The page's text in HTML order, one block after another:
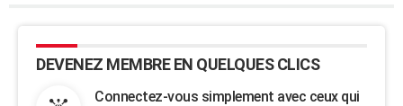
DEVENEZ MEMBRE EN QUELQUES CLICS
Connectez-vous simplement avec ceux qui